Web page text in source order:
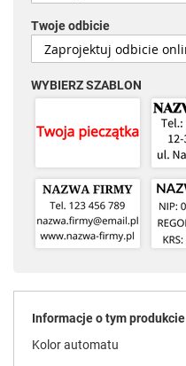
Twoje odbicie
WYBIERZ SZABLON
Informacje o tym produkcie
Kolor automatu